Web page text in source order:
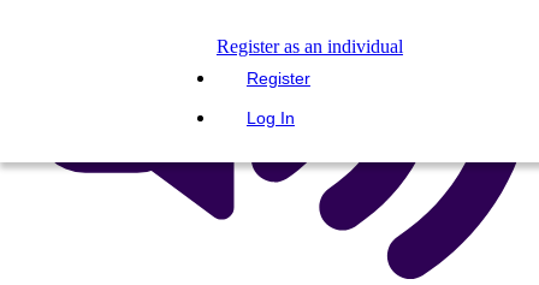
Register as an individual
Register
Log In